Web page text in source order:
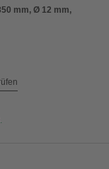
mm, Ø 12 mm,